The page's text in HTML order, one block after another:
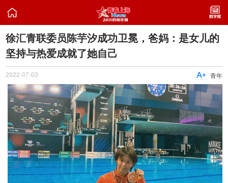

徐汇青联委员陈芋汐成功卫冕，爸妈：是女儿的
坚持与热爱成就了她自己
2022-07-03 青年
